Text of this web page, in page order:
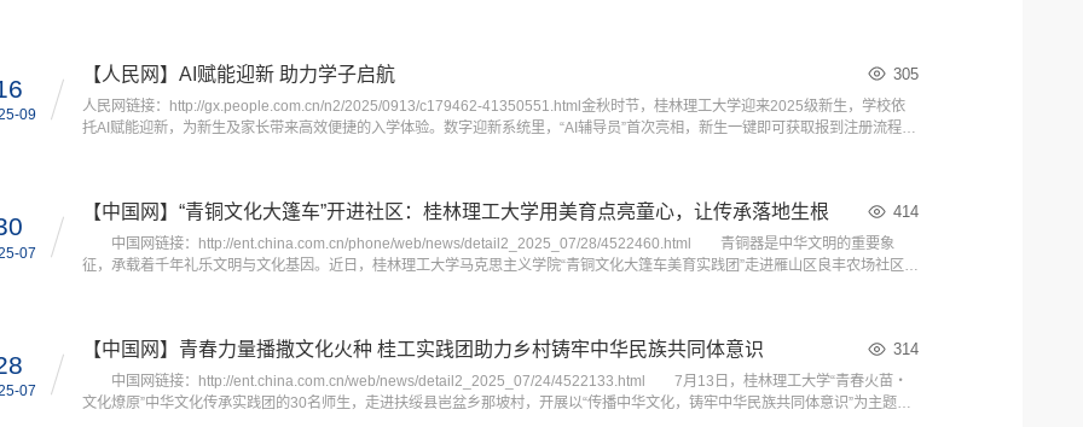
09
【人民网】AI赋能迎新 助力学子启航 305
人民网链接：http://gx.people.com.cn/n2/2025/0913/c179462-41350551.html金秋时节，桂林理工大学迎来2025级新生，学校依
托AI赋能迎新，为新生及家长带来高效便捷的入学体验。数字迎新系统里，“AI辅导员”首次亮相，新生一键即可获取报到注册流程、
07
【中国网】“青铜文化大篷车”开进社区：桂林理工大学用美育点亮童心，让传承落地生根 414
中国网链接：http://ent.china.com.cn/phone/web/news/detail2_2025_07/28/4522460.html 青铜器是中华文明的重要象
征，承载着千年礼乐文明与文化基因。近日，桂林理工大学马克思主义学院“青铜文化大篷车美育实践团”走进雁山区良丰农场社区青
07
【中国网】青春力量播撒文化火种 桂工实践团助力乡村铸牢中华民族共同体意识 314
中国网链接：http://ent.china.com.cn/web/news/detail2_2025_07/24/4522133.html 7月13日，桂林理工大学“青春火苗・
文化燎原”中华文化传承实践团的30名师生，走进扶绥县岜盆乡那坡村，开展以“传播中华文化，铸牢中华民族共同体意识”为主题的